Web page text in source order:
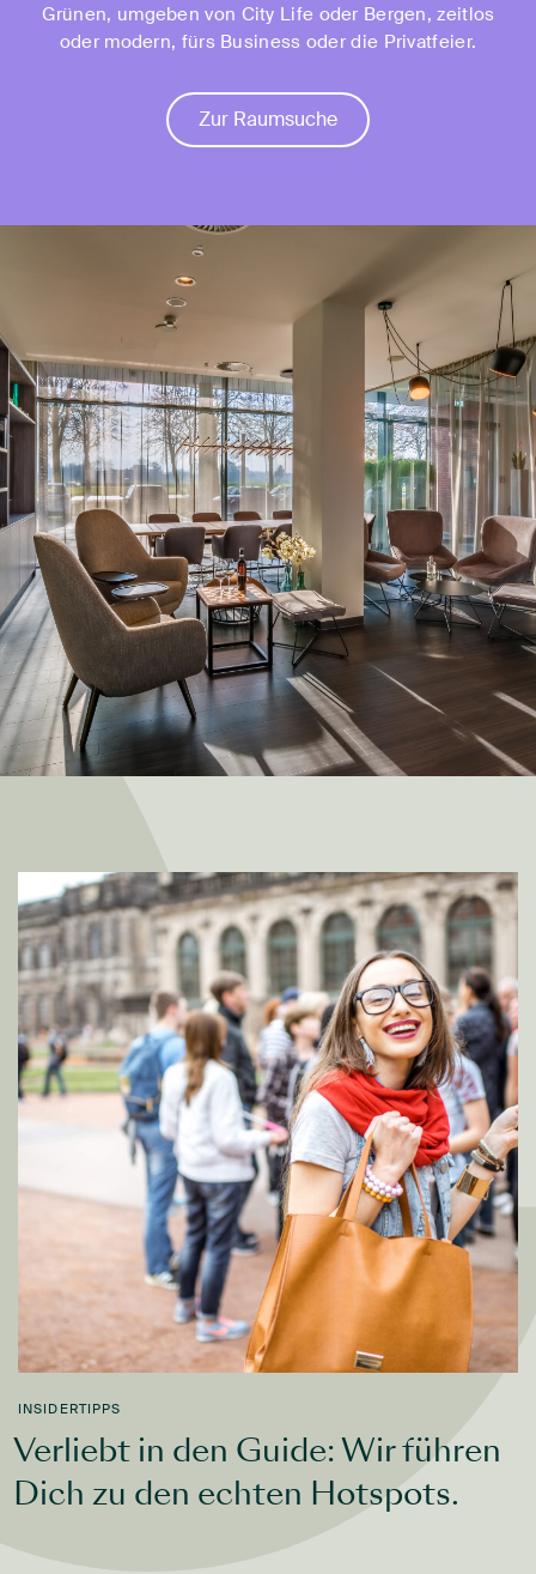
Grünen, umgeben von City Life oder Bergen, zeitlos
oder modern, fürs Business oder die Privatfeier.
Zur Raumsuche
INSIDERTIPPS
Verliebt in den Guide: Wir führen
Dich zu den echten Hotspots.